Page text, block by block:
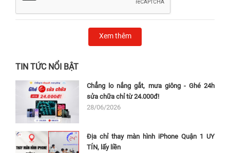
Xem thêm
TIN TỨC NỔI BẬT
Chẳng lo nắng gắt, mưa giông - Ghé 24h
sửa chữa chỉ từ 24.000đ!
28/06/2026
Địa chỉ thay màn hình iPhone Quận 1 UY
TÍN, lấy liền